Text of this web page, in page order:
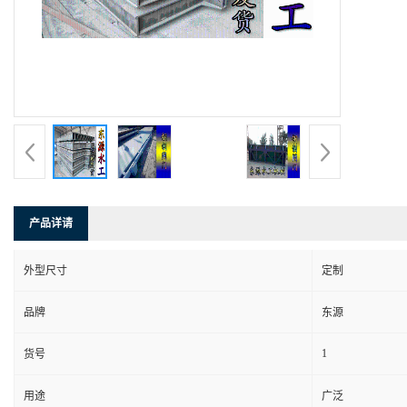
产品详请
外型尺寸 定制
品牌 东源
货号 1
用途 广泛